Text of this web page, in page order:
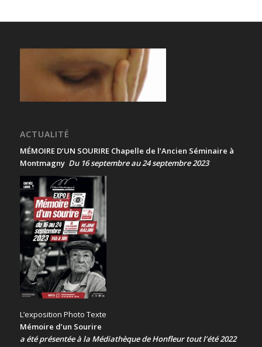
ACTUALITÉ
MÉMOIRE D’UN SOURIRE Chapelle de l’Ancien Séminaire à
Montmagny Du 16 septembre au 24 septembre 2023
L’exposition Photo Texte
Mémoire d’un Sourire
a été présentéeà la Médiathèque de Honfleur tout l’été 2022